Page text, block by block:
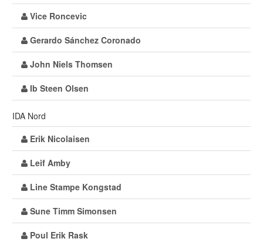
Vice Roncevic
Gerardo Sánchez Coronado
John Niels Thomsen
Ib Steen Olsen
IDA Nord
Erik Nicolaisen
Leif Amby
Line Stampe Kongstad
Sune Timm Simonsen
Poul Erik Rask